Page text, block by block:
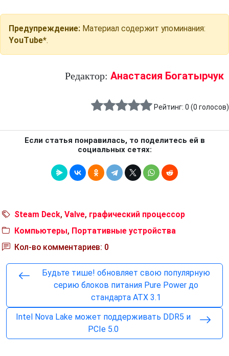
Предупреждение: Материал содержит упоминания:
YouTube*.
Редактор: Анастасия Богатырчук
Рейтинг: 0 (0 голосов)
Если статья понравилась, то поделитесь ей в
социальных сетях:
Steam Deck, Valve, графический процессор
Компьютеры, Портативные устройства
Кол-во комментариев: 0
Будьте тише! обновляет свою популярную
серию блоков питания Pure Power до
стандарта ATX 3.1
Intel Nova Lake может поддерживать DDR5 и
PCIe 5.0